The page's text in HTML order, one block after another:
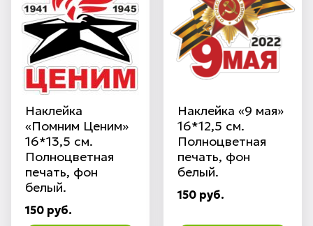
Наклейка
«Помним Ценим»
16*13,5 см.
Полноцветная
печать, фон
белый.
150 руб.
Наклейка «9 мая»
16*12,5 см.
Полноцветная
печать, фон
белый.
150 руб.